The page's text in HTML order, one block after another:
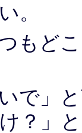
。
もど
で」
？」